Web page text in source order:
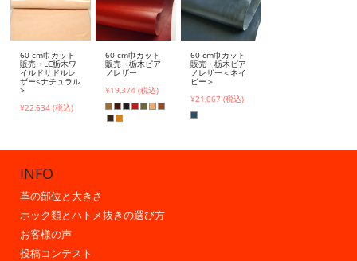
60 cm巾カット
販売・LC栃木ワ
イルドサドルレ
ザー<ナチュラル
>
¥22,634 (税込)
60 cm巾カット
販売・栃木ピア
ノレザー
¥19,374 (税込)
60 cm巾カット
販売・栃木ピア
ノレザー＜ネイ
ビー＞
¥21,067 (税込)
INFO
革の部位と大きさ
ホック類とハトメ抜きの選び方
お客様の声
投稿コンテスト